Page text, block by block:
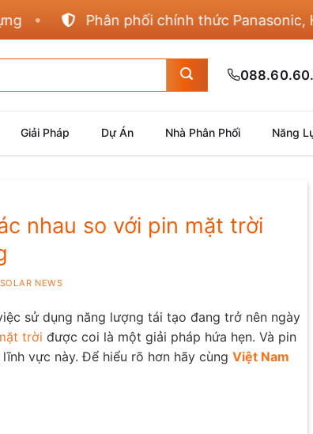
Phân phối chính thức Panasonic,
Giải Pháp Dự Án Nhà Phân Phối Năng
nhau so với pin mặt trời
NEWS
sử dụng năng lượng tái tạo đang trở nên ngày
trời được coi là một giải pháp hứa hẹn. Và pin
vực này. Để hiểu rõ hơn hãy cùng Việt Nam